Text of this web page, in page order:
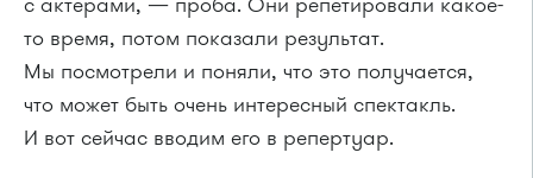
то время, потом показали результат.
Мы посмотрели и поняли, что это получается,
что может быть очень интересный спектакль.
И вот сейчас вводим его в репертуар.